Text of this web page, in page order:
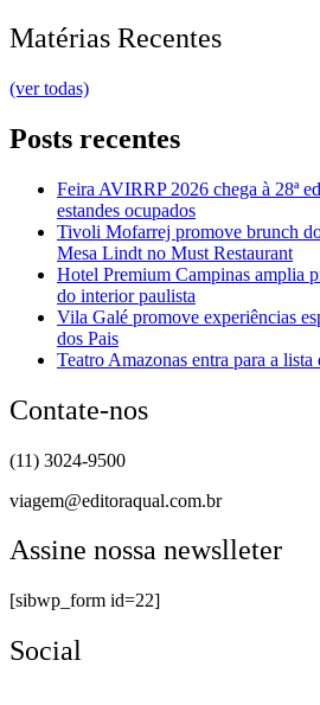
Matérias Recentes
(ver todas)
Posts recentes
Feira AVIRRP 2026 chega à 28ª
estandes ocupados
Tivoli Mofarrej promove brunch
Mesa Lindt no Must Restaurant
Hotel Premium Campinas amplia
do interior paulista
Vila Galé promove experiências
dos Pais
Teatro Amazonas entra para a
Contate-nos
(11) 3024-9500
viagem@editoraqual.com.br
Assine nossa newslleter
[sibwp_form id=22]
Social